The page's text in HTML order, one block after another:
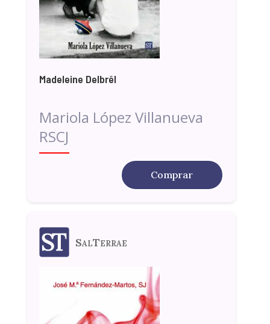
Madeleine Delbrêl
Mariola López Villanueva
RSCJ
Comprar
SalTerrae